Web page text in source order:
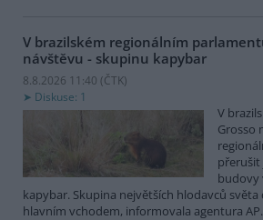
V brazilském regionálním
návštěvu - skupinu kapybar
8.8.2026 11:40 (ČTK)
Diskuse: 1
V
Grosso
přerušit
budovy
kapybar. Skupina největších hlodavců
hlavním vchodem, informovala agentura AP.